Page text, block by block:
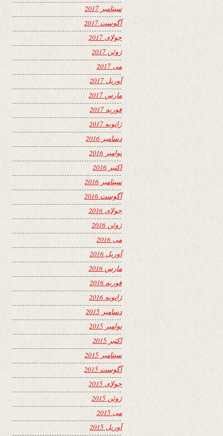
سپتامبر 2017
آگوست 2017
جولای 2017
ژوئن 2017
می 2017
آوریل 2017
مارس 2017
فوریه 2017
ژانویه 2017
دسامبر 2016
نوامبر 2016
اکتبر 2016
سپتامبر 2016
آگوست 2016
جولای 2016
ژوئن 2016
می 2016
آوریل 2016
مارس 2016
فوریه 2016
ژانویه 2016
دسامبر 2015
نوامبر 2015
اکتبر 2015
سپتامبر 2015
آگوست 2015
جولای 2015
ژوئن 2015
می 2015
آوریل 2015